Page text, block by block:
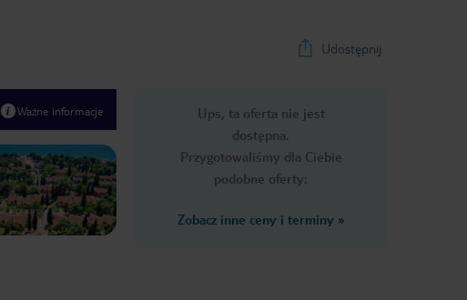
Udostępnij
Ups, ta oferta nie jest
dostępna.
Przygotowaliśmy dla Ciebie
podobne oferty:
Zobacz inne ceny i terminy »
Ważne informacje
Next slide
1 /48